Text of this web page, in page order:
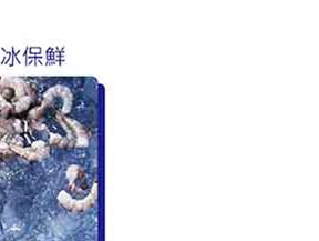
或監護人之同意方可使用
起之損失，本公司不負相關責
別帳號之用戶狀況，依本公司
足之情形，本公司將視審查
冊。若發現惡意使用之情
之使用額度並採取法律行